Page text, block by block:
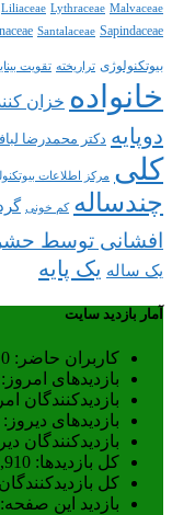
Liliaceae Lythraceae Malvaceae
Santalaceae Sapindaceae
بیوتکنولوژی تراریخته تقویت
خانواده خزان
دوپایه دکتر محمدرضا
کلی مرکز اطلاعات
چندساله کم خونی
افشانی توسط
یک ساله یک پایه
آمار بازدید سایت
کاربران حاضر: 0
بازدیدهای امروز:
بازدیدکنندگان
بازدیدهای دیروز:
بازدیدکنندگان
کل بازدیدها:
کل
بازدید این صفحه: